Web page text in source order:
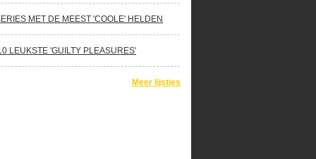
MET DE MEEST 'COOLE' HELDEN
LEUKSTE 'GUILTY PLEASURES'
Meer lijstjes